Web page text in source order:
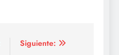
Siguiente: